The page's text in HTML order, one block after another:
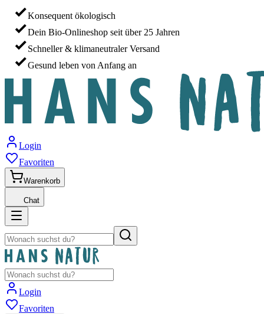
Konsequent ökologisch
Dein Bio-Onlineshop seit über 25 Jahren
Schneller & klimaneutraler Versand
Gesund leben von Anfang an
Login
Favoriten
Warenkorb
Chat
Login
Favoriten